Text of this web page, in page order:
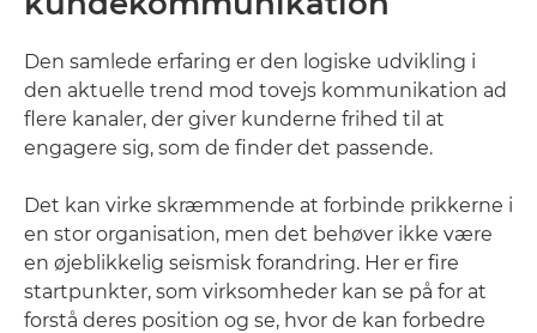
Den samlede erfaring er den logiske udvikling i
den aktuelle trend mod tovejs kommunikation ad
flere kanaler, der giver kunderne frihed til at
engagere sig, som de finder det passende.
Det kan virke skræmmende at forbinde prikkerne i
en stor organisation, men det behøver ikke være
en øjeblikkelig seismisk forandring. Her er fire
startpunkter, som virksomheder kan se på for at
forstå deres position og se, hvor de kan forbedre